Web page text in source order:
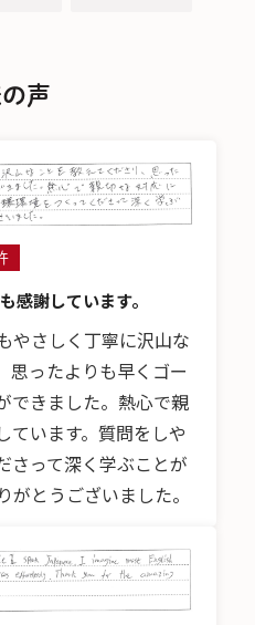
声
感謝しています。
やさしく丁寧に沢山な
思ったよりも早くゴー
できました。熱心で親
ています。質問をしや
さって深く学ぶことが
とうございました。